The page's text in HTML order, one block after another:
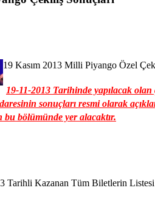
19 Kasım 2013 Milli Piyango Özel
19-11-2013 Tarihinde yapılacak
sonuçları resmi olarak
bu bölümünde yer alacaktır.
Tarihli Kazanan Tüm Biletlerin Listesi